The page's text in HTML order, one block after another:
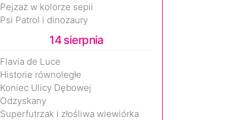
Pejzaż w kolorze sepii
Psi Patrol i dinozaury
14 sierpnia
Flavia de Luce
Historie równoległe
Koniec Ulicy Dębowej
Odzyskany
Superfutrzak i złośliwa wiewiórka